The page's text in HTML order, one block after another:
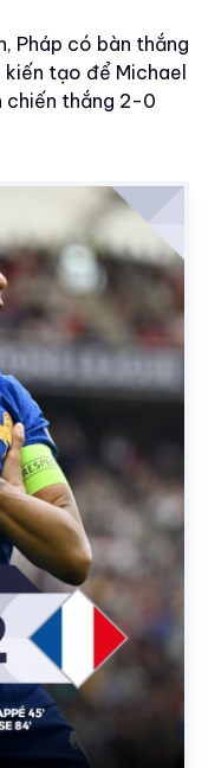
Pháp có bàn thắng
tạo để Michael
chiến thắng 2-0